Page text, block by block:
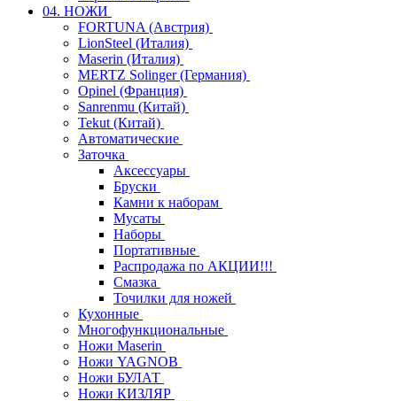
04. НОЖИ
FORTUNA (Австрия)
LionSteel (Италия)
Maserin (Италия)
MERTZ Solinger (Германия)
Opinel (Франция)
Sanrenmu (Китай)
Tekut (Китай)
Автоматические
Заточка
Аксессуары
Бруски
Камни к наборам
Мусаты
Наборы
Портативные
Распродажа по АКЦИИ!!!
Смазка
Точилки для ножей
Кухонные
Многофункциональные
Ножи Maserin
Ножи YAGNOB
Ножи БУЛАТ
Ножи КИЗЛЯР